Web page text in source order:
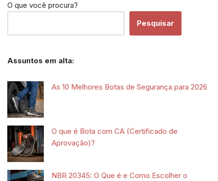
O que você procura?
Pesquisar
Assuntos em alta:
As 10 Melhores Botas de Segurança para 2026
O que é Bota com CA (Certificado de
Aprovação)?
NBR 20345: O Que é e Como Escolher o